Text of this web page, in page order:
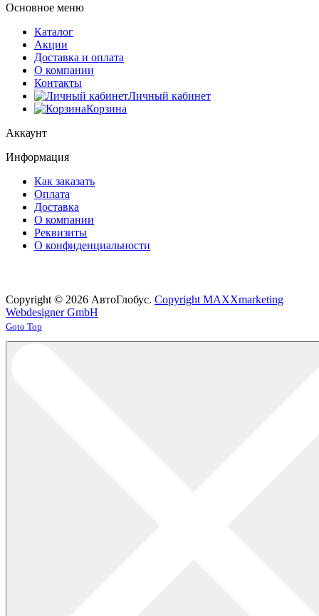
Основное меню
Каталог
Акции
Доставка и оплата
О компании
Контакты
Личный кабинет
Корзина
Аккаунт
Информация
Как заказать
Оплата
Доставка
О компании
Реквизиты
О конфиденциальности
Copyright © 2026 АвтоГлобус. Copyright MAXXmarketing
Webdesigner GmbH
Joomla! 3 Templates
Goto Top